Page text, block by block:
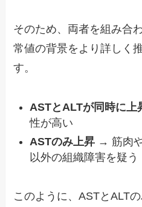
そのため、両者を組み合
常値の背景をより詳しく
す。
ASTとALTが同時に上
性が高い
ASTのみ上昇 → 筋肉
以外の組織障害を疑う
このように、ASTとALT